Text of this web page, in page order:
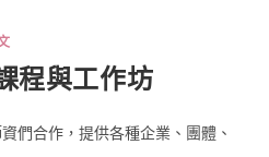
程與工作坊
們合作，提供各種企業、團體、